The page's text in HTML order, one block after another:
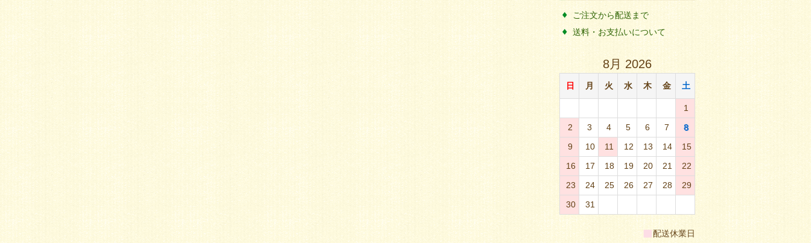
ご注文から配送まで
送料・お支払いについて
8月 2026
日 月 火 水 木 金 土
1
2
3 4 5 6 7
8
9
10 11 12 13 14
15
16
17 18 19 20 21
22
23
24 25 26 27 28
29
30
31
■配送休業日